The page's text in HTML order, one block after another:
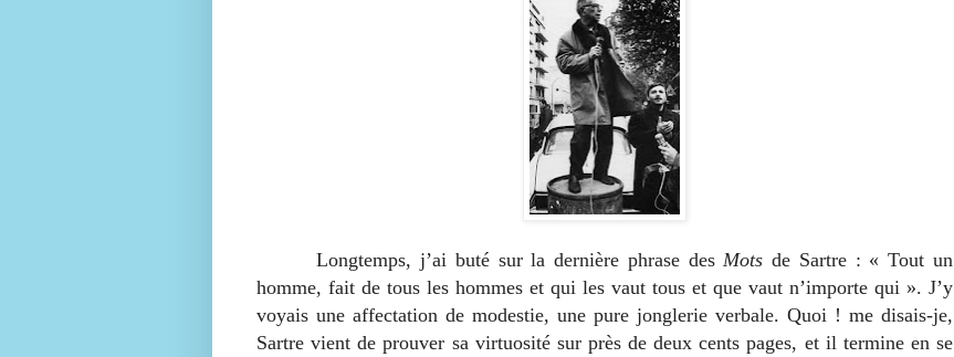
Longtemps, j’ai buté sur la dernière phrase des Mots de Sartre : « Tout un
homme, fait de tous les hommes et qui les vaut tous et que vaut n’importe qui ». J’y
voyais une affectation de modestie, une pure jonglerie verbale. Quoi ! me disais-je,
Sartre vient de prouver sa virtuosité sur près de deux cents pages, et il termine en se